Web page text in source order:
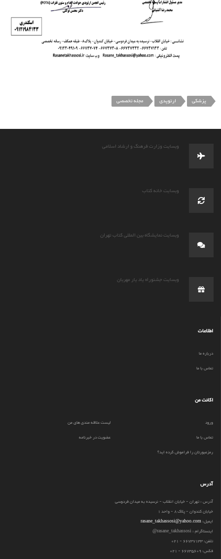
پزشکی ارتوپدی مجله تخصصی
وبسایت وزارت فرهنگ و ارشاد اسلامی
وبسایت خانه کتاب
وبسایت نمایشگاه بین المللی کتاب تهران
وبسایت جشنوراه یاد یار مهربان
اطلاعات
درباره ما
تماس با ما
اکانت من
ورود
لیست علاقه مندی های من
تماس با ما
عضویت در خبرنامه
رمزعبورتان را فراموش کرده اید؟
آدرس
آدرس : تهران - خیابان انقلاب - نرسیده به میدان فردوسی
خیابان کندوان - پلاک 8 - واحد 1
ایمیل:rasane_takhassosi@yahoo.com
اینستاگرام : rasane_takhassosi@
تلفن: 66737133 - 021
فکس: 66735609 - 021